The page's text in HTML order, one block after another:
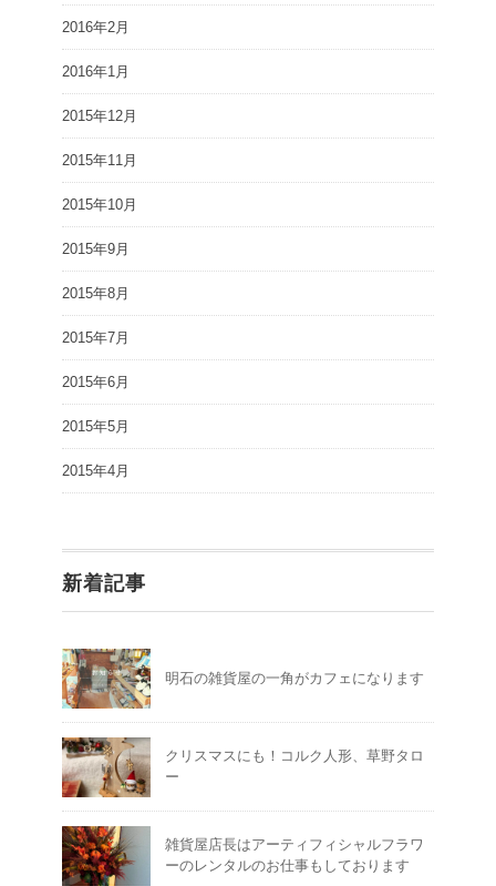
2016年2月
2016年1月
2015年12月
2015年11月
2015年10月
2015年9月
2015年8月
2015年7月
2015年6月
2015年5月
2015年4月
新着記事
明石の雑貨屋の一角がカフェになります
クリスマスにも！コルク人形、草野タロ
ー
雑貨屋店長はアーティフィシャルフラワ
ーのレンタルのお仕事もしております